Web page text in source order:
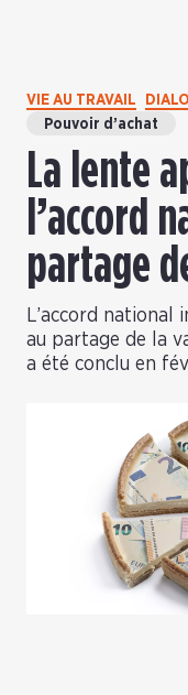
VIE AU TRAVAIL
Pouvoir d’achat
La lente
l’accord
partage
L’accord
au partage de la
a été conclu en